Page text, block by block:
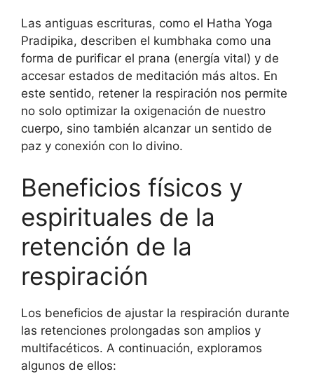
Las antiguas escrituras, como el Hatha Yoga
Pradipika, describen el kumbhaka como una
forma de purificar el prana (energía vital) y de
accesar estados de meditación más altos. En
este sentido, retener la respiración nos permite
no solo optimizar la oxigenación de nuestro
cuerpo, sino también alcanzar un sentido de
paz y conexión con lo divino.
Beneficios físicos y
espirituales de la
retención de la
respiración
Los beneficios de ajustar la respiración durante
las retenciones prolongadas son amplios y
multifacéticos. A continuación, exploramos
algunos de ellos: